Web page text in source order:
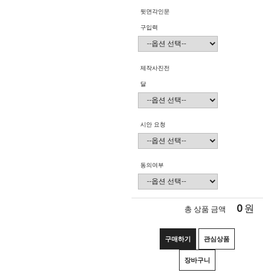
뒷면각인문
구입력
제작사진전
달
시안 요청
동의여부
총 상품 금액 0원
구매하기 관심상품
장바구니